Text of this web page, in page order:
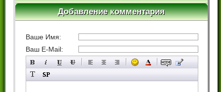
Добавление комментария
Ваше Имя:
Ваш E-Mail: